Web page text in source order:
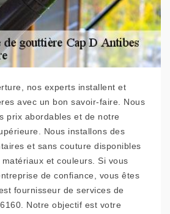
nos experts installent et
avec un bon savoir-faire. Nous
prix abordables et de notre
Nous installons des
et sans couture disponibles
et couleurs. Si vous
de confiance, vous êtes
fournisseur de services de
Notre objectif est votre